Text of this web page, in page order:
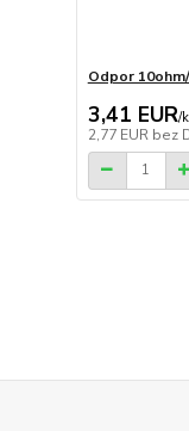
Odpor
3,41 EUR/
2,77 EUR bez